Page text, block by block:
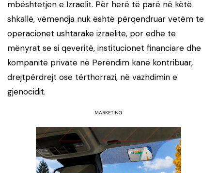
mbështetjen e Izraelit. Për herë të parë në këtë
shkallë, vëmendja nuk është përqendruar vetëm te
operacionet ushtarake izraelite, por edhe te
mënyrat se si qeveritë, institucionet financiare dhe
kompanitë private në Perëndim kanë kontribuar,
drejtpërdrejt ose tërthorrazi, në vazhdimin e
gjenocidit.
MARKETING